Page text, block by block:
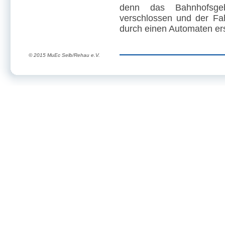
denn das
verschlossen und der
durch einen Automaten
© 2015 MuEc Selb/Rehau e.V.